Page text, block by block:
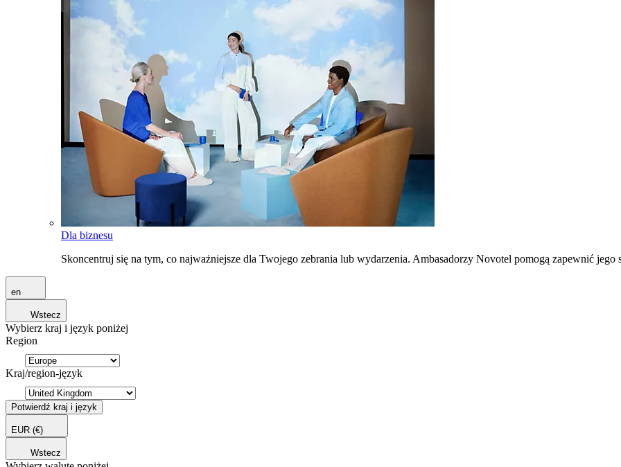
Dla biznesu
Skoncentruj się na tym, co najważniejsze dla Twojego zebrania lub wydarzenia. Ambasadorzy Novotel pomogą zapewnić jego
en
Wstecz
Wybierz kraj i język poniżej
Region
Kraj/region-język
Potwierdź kraj i język
EUR (€)
Wstecz